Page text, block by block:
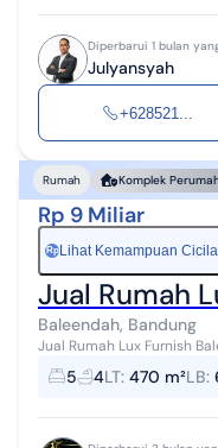
Diperbarui 1 bulan
Julyansyah
+628521...
Rumah Komplek
Rp 9 Miliar
Rp Lihat Kemampuan
Jual Rumah
Baleendah, Bandung
Jual Rumah Lux Furnish Baleendah,
5 4LT: 470 m²LB: